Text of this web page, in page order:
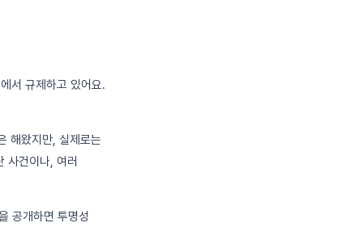
서 규제하고 있어요.
해왔지만, 실제로는
사건이나, 여러
공개하면 투명성